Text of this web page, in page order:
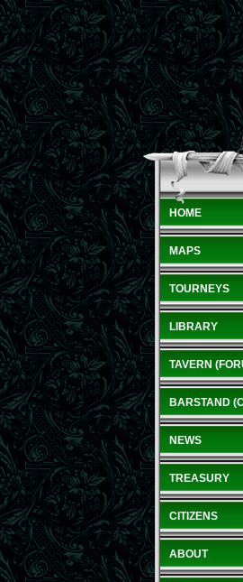
HOME
MAPS
TOURNEYS
LIBRARY
TAVERN
BARSTAND
NEWS
TREASURY
CITIZENS
ABOUT